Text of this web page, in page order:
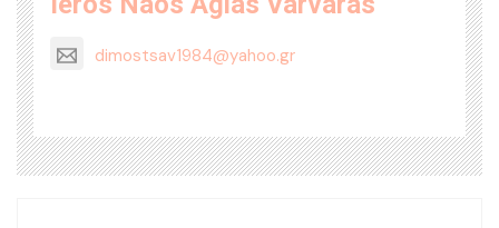
dimostsav1984@yahoo.gr